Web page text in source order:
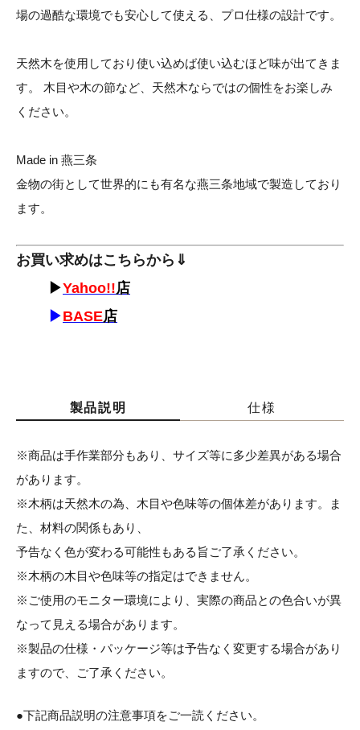
場の過酷な環境でも安心して使える、プロ仕様の設計です。
天然木を使用しており使い込めば使い込むほど味が出てきま
す。 木目や木の節など、天然木ならではの個性をお楽しみ
ください。
Made in 燕三条
金物の街として世界的にも有名な燕三条地域で製造しており
ます。
お買い求めはこちらから⇓
▶Yahoo!!店
▶BASE店
製品説明 仕様
※商品は手作業部分もあり、サイズ等に多少差異がある場合
があります。
※木柄は天然木の為、木目や色味等の個体差があります。ま
た、材料の関係もあり、
予告なく色が変わる可能性もある旨ご了承ください。
※木柄の木目や色味等の指定はできません。
※ご使用のモニター環境により、実際の商品との色合いが異
なって見える場合があります。
※製品の仕様・パッケージ等は予告なく変更する場合があり
ますので、ご了承ください。
●下記商品説明の注意事項をご一読ください。